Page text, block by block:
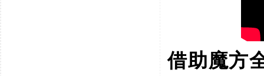
借助魔方